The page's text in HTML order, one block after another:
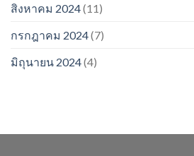
สิงหาคม 2024(11)
กรกฎาคม 2024(7)
มิถุนายน 2024(4)